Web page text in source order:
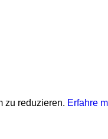
zu reduzieren. Erfahre